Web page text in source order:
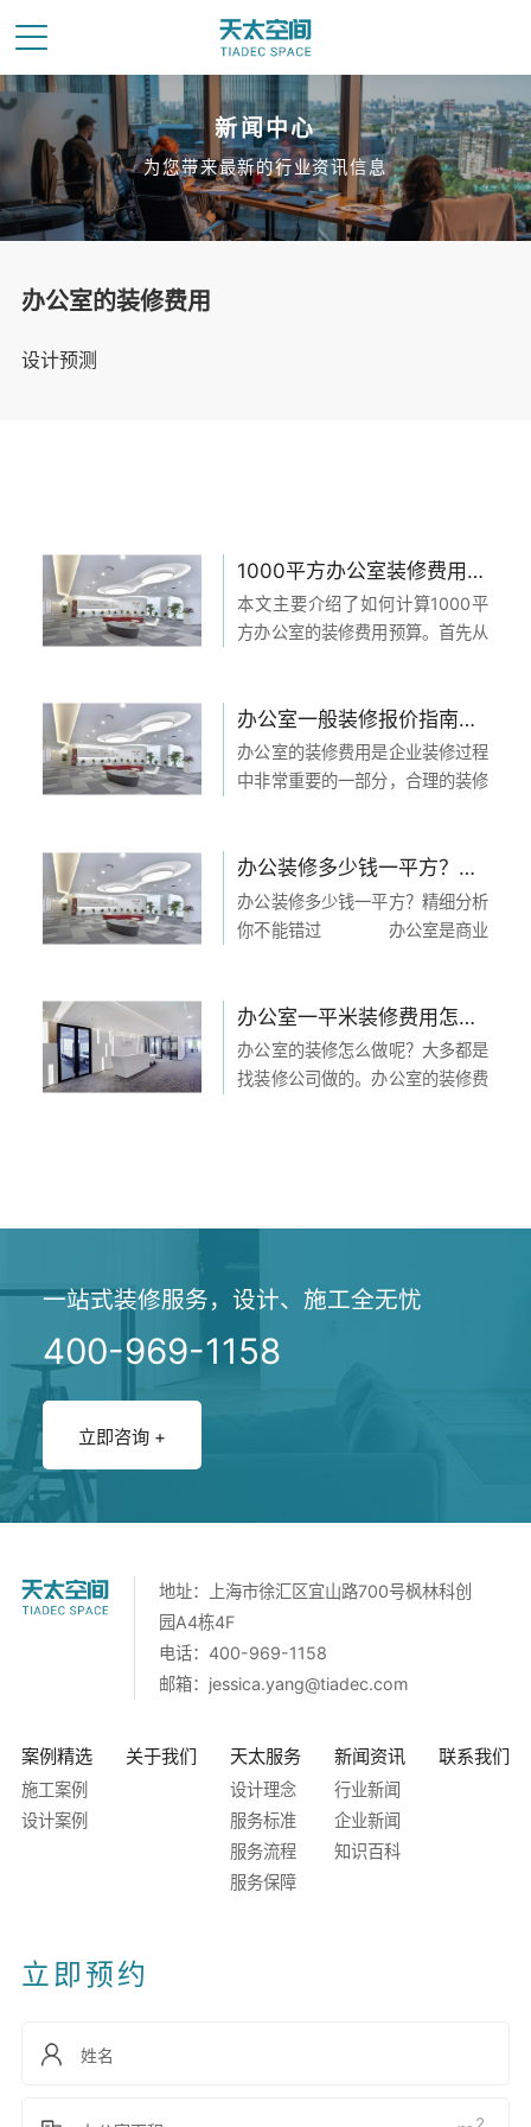
新闻中心
为您带来最新的行业资讯信息
办公室的装修费用
设计预测
1000平方办公室装修费用预算如何计算？
本文主要介绍了如何计算1000平
方办公室的装修费用预算。首先从
家具购买以及其他费用。通过对每
个方面的细致分析，帮助读者了解
如何合理计算办公室...
办公室一般装修报价指南：了解装修费用，打造舒适工作环境
办公室的装修费用是企业装修过程
中非常重要的一部分，合理的装修
方面对办公室一般装修报价指南进
行详细阐述，包括设计费用、材料
费用、施工费用和其他...
办公装修多少钱一平方？精细分析你不能错过
办公装修多少钱一平方？精细分析
你不能错过 办公室是商业
计得当，就容易给人留下良好的印
象。而办公室的装修费用也是公司
除了租金外的一个大...
办公室一平米装修费用怎么了解？装修公司会给报价吗？
办公室的装修怎么做呢？大多都是
找装修公司做的。办公室的装修费
一站式装修服务，设计、施工全无忧
400-969-1158
立即咨询 +
地址：上海市徐汇区宜山路700号枫林科创
园A4栋4F
电话：400-969-1158
邮箱： jessica.yang@tiadec.com
案例精选
施工案例
设计案例
关于我们 天太服务
设计理念
服务标准
服务流程
服务保障
新闻资讯
行业新闻
企业新闻
知识百科
联系我们
立即预约